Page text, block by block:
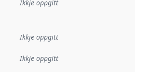
Denne datoen seier når dataa i dette
Ikkje oppgitt
Ikkje oppgitt
Ikkje oppgitt